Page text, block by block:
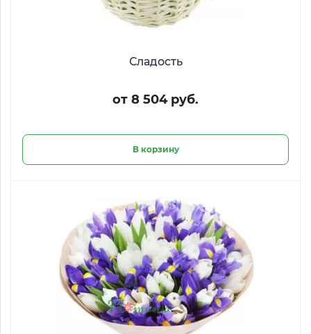
Сладость
от 8 504 руб.
В корзину